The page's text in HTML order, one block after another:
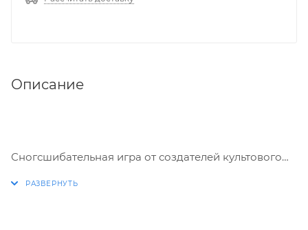
Описание
Сногсшибательная игра от создателей культового